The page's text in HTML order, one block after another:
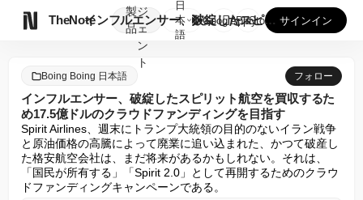
TheNote
製
品
ジ
ェ
ン
ト
インフルエンサー、破綻したスピリット航空を買収するため17....
日
本
語
GooglePlay
AppStore サインイン
Boing Boing 日本語 フォロー
インフルエンサー、破綻したスピリット航空を買収するた
め17.5億ドルのクラウドファンディングを目指す
Spirit Airlines、週末にトランプ大統領の目的のないイラン戦争
と原油価格の高騰によって廃業に追い込まれた、かつて破産し
た格安航空会社は、まだ将来があるかもしれない。それは、
「国民が所有する」「Spirit 2.0」として再開するためのクラウ
ドファンディングキャンペーンである。